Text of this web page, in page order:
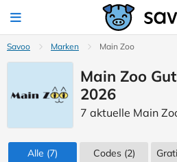
Savoo Marken Main Zoo
Main Zoo
2026
7 aktuelle Main
Alle (7) Codes(2)